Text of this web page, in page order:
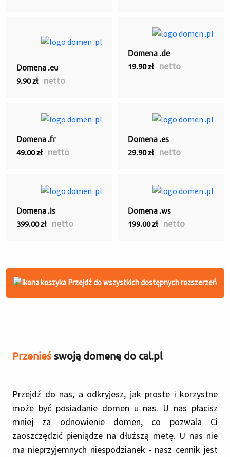
Domena .eu
9.90 zł
netto
Domena .de
19.90 zł
netto
Domena .fr
49.00 zł
netto
Domena .es
29.90 zł
netto
Domena .is
399.00 zł
netto
Domena .ws
199.00 zł
netto
Przejdź do wszystkich dostępnych rozszerzeń
Przenieś swoją domenę do cal.pl
Przejdź do nas, a odkryjesz, jak proste i korzystne
może być posiadanie domen u nas. U nas płacisz
mniej za odnowienie domen, co pozwala Ci
zaoszczędzić pieniądze na dłuższą metę. U nas nie
ma nieprzyjemnych niespodzianek - nasz cennik jest